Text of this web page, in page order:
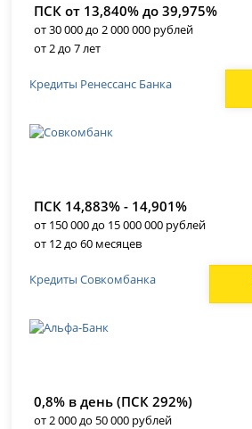
ПСК от 13,840% до 39,975%
от 30 000 до 2 000 000 рублей
от 2 до 7 лет
Кредиты Ренессанс Банка
ПСК 14,883% - 14,901%
от 150 000 до 15 000 000 рублей
от 12 до 60 месяцев
Кредиты Совкомбанка
0,8% в день (ПСК 292%)
от 2 000 до 50 000 рублей